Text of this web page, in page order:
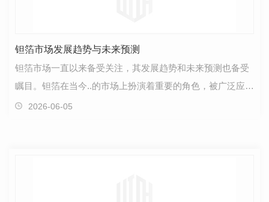
钽箔市场发展趋势与未来预测
钽箔市场一直以来备受关注，其发展趋势和未来预测也备受
瞩目。钽箔在当今..的市场上扮演着重要的角色，被广泛应用
于各种领域，如电子产品、医疗器械和航空航天等。…
2026-06-05